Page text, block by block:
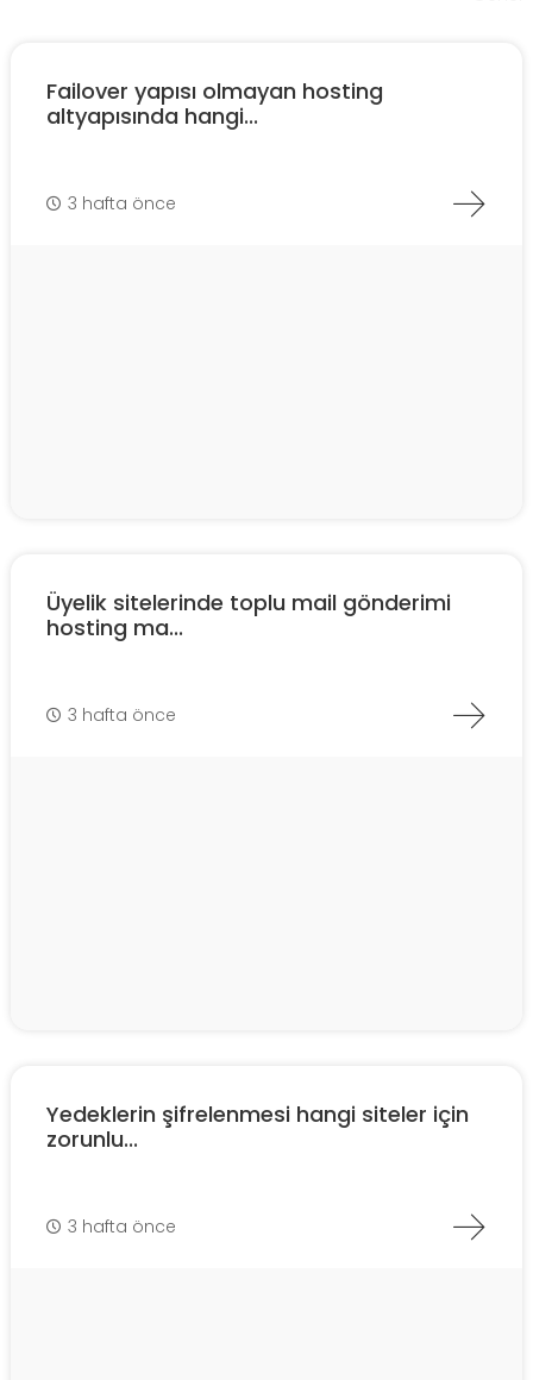
Failover yapısı olmayan hosting
altyapısında hangi...
3 hafta önce
Üyelik sitelerinde toplu mail gönderimi
hosting ma...
3 hafta önce
Yedeklerin şifrelenmesi hangi siteler için
zorunlu...
3 hafta önce